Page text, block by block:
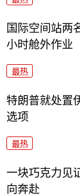
国际空间站两
小时舱外作业
最热
特朗普就处置
选项
最热
一块巧克力见
向奔赴